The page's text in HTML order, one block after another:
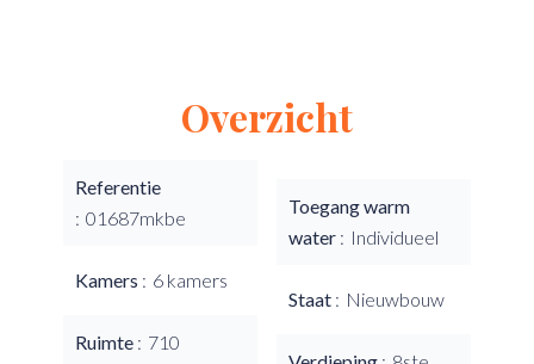
Overzicht
Referentie
01687mkbe
Kamers 6 kamers
Ruimte
710
Toegang warm
water
Individueel
Staat Nieuwbouw